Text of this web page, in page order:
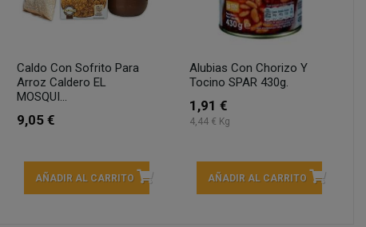
Caldo Con Sofrito Para
Arroz Caldero EL
MOSQUI...
9,05 €
AÑADIR AL CARRITO
Alubias Con Chorizo Y
Tocino SPAR 430g.
1,91 €
4,44 € Kg
AÑADIR AL CARRITO